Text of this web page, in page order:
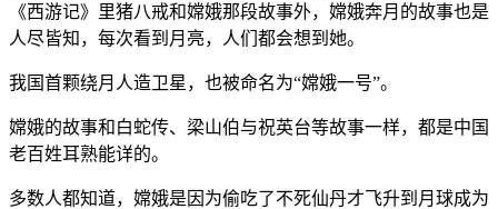
《西游记》里猪八戒和嫦娥那段故事外，嫦娥奔月的故事也是
人尽皆知，每次看到月亮，人们都会想到她。
我国首颗绕月人造卫星，也被命名为“嫦娥一号”。
嫦娥的故事和白蛇传、梁山伯与祝英台等故事一样，都是中国
老百姓耳熟能详的。
多数人都知道，嫦娥是因为偷吃了不死仙丹才飞升到月球成为